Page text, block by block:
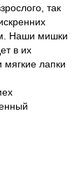
так
Наши мишки
в их
мягкие лапки